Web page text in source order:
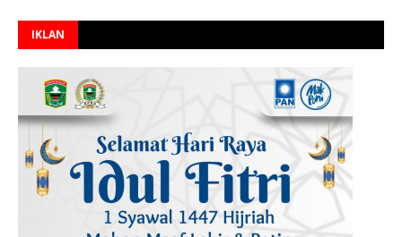
IKLAN